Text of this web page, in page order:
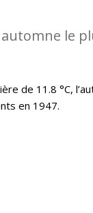
le
de 11.8 °C,
en 1947.